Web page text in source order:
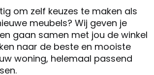
om zelf keuzes te maken als
meubels? Wij geven je
gaan samen met jou de winkel
naar de beste en mooiste
woning, helemaal passend